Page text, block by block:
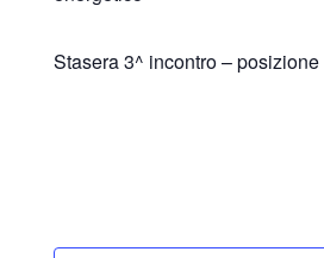
Stasera 3^ incontro –